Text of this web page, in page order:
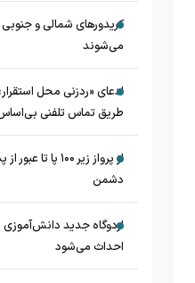
کریدورهای شمالی و
می‌شوند
ادعای «ردزنی محل
طریق تماس تلفنی
از پرواز زیر ۱۰۰
دشمن
اردوگاه جدید دانش‌آموزی
احداث می‌شود